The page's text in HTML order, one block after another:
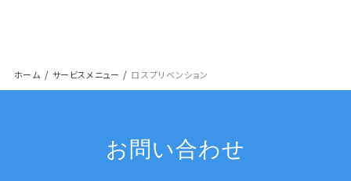
ホーム サービスメニュー ロスプリベンション
お問い合わせ